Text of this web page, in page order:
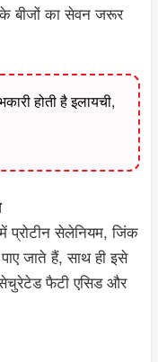
बीजों का सेवन जरूर
होती है इलायची,
सेलेनियम, जिंक
जाते हैं, साथ ही इसे
फैटी एसिड और